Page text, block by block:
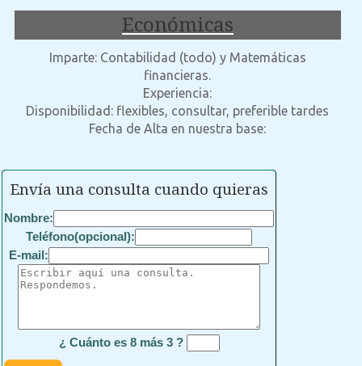
Económicas
Imparte: Contabilidad (todo) y Matemáticas
financieras.
Experiencia:
Disponibilidad: flexibles, consultar, preferible tardes
Fecha de Alta en nuestra base:
Envía una consulta cuando quieras
Nombre:
Teléfono(opcional):
E-mail:
¿ Cuánto es 8 más 3 ?